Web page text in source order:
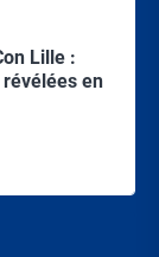
Lille :
en